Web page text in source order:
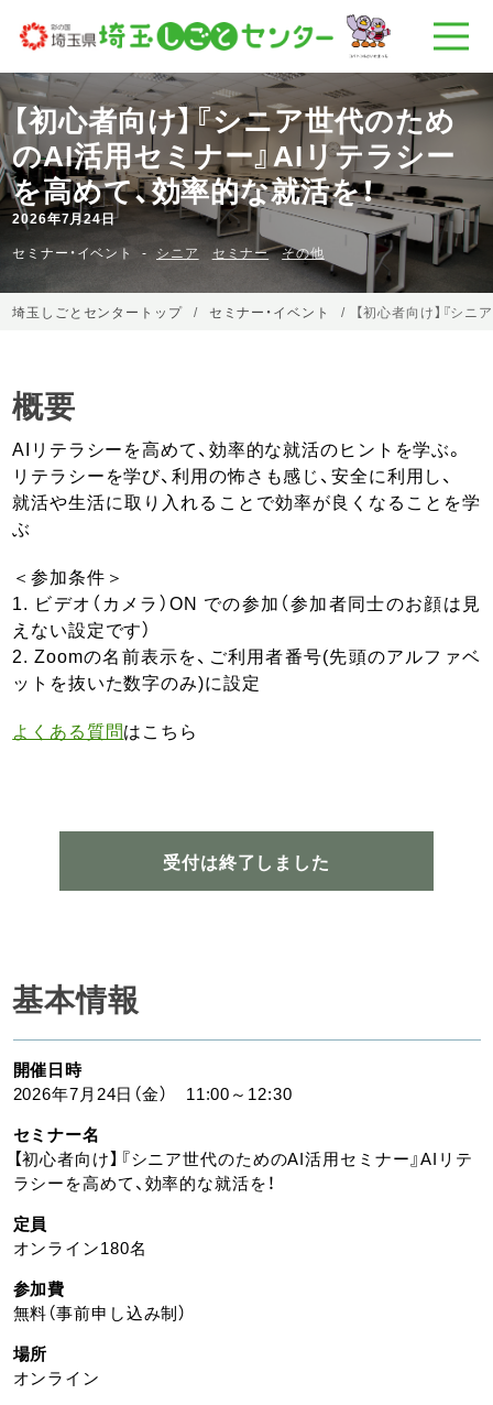
【初心者向け】『シニア世代のため
のAI活用セミナー』AIリテラシー
を高めて、効率的な就活を！
2026年7月24日
セミナー・イベント
シニア セミナー その他
埼玉しごとセンタートップ セミナー・イベント 【初心者向け】『シ
概要
AIリテラシーを高めて、効率的な就活のヒントを学ぶ。
リテラシーを学び、利用の怖さも感じ、安全に利用し、
就活や生活に取り入れることで効率が良くなることを学
ぶ
＜参加条件＞
1. ビデオ（カメラ）ON での参加（参加者同士のお顔は見
えない設定です）
2. Zoomの名前表示を、ご利用者番号(先頭のアルファベ
ットを抜いた数字のみ)に設定
よくある質問はこちら
受付は終了しました
基本情報
開催日時
2026年7月24日（金） 11:00～12:30
セミナー名
【初心者向け】『シニア世代のためのAI活用セミナー』AIリテ
ラシーを高めて、効率的な就活を！
定員
オンライン180名
参加費
無料（事前申し込み制）
場所
オンライン